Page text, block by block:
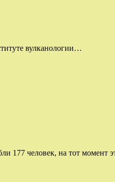
вулканологии…
177 человек, на тот